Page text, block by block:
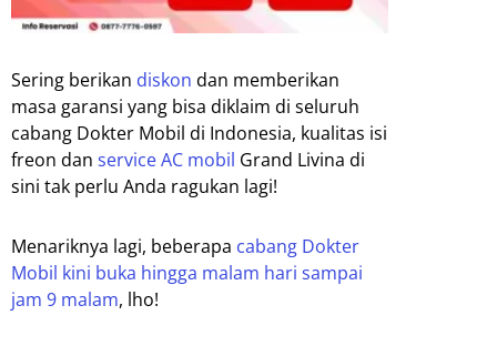
Sering berikan diskon dan memberikan
masa garansi yang bisa diklaim di seluruh
cabang Dokter Mobil di Indonesia, kualitas isi
freon dan service AC mobil Grand Livina di
sini tak perlu Anda ragukan lagi!
Menariknya lagi, beberapa cabang Dokter
Mobil kini buka hingga malam hari sampai
jam 9 malam, lho!